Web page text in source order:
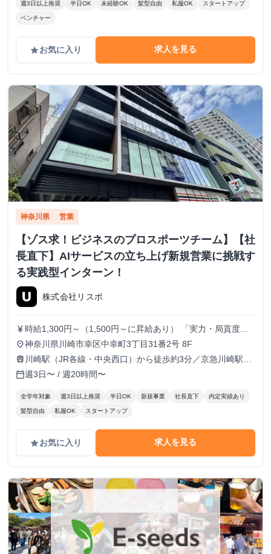
週3日以上推奨 半日OK 未経験OK 髪型自由 私服OK スタートアップ
ベンチャー
gradeお気に入り 求人を見る
神奈川県 営業
【ゾス求！ビジネスのプロスポーツチーム】【社
長直下】AIサービスの立ち上げ新規営業に挑戦す
る実践型インターン！
株式会社リスポ
currency_yen 時給1,300円～（1,500円～に昇給あり） 「実力・局貢度に
応じて昇給。領域のトップクリエイターを目指して一緒に成
長しましょう！」
place神奈川県川崎市幸区中幸町3丁目31番2号 8F
train 川崎駅（JR各線・中央西口）から徒歩約3分／京急川崎駅
（京急本線）から徒歩約9分
calendar_today週3日〜 / 週20時間〜
全学年対象 週3日以上推奨 半日OK 新規事業 社長直下 内定実績あり
髪型自由 私服OK スタートアップ
gradeお気に入り 求人を見る